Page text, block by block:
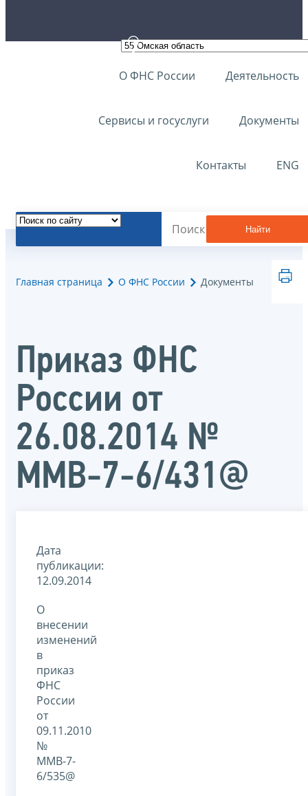
О ФНС России Деятельность
Сервисы и госуслуги Документы
Контакты ENG
Найти
Главная страница О ФНС России Документы
Приказ ФНС
России от
26.08.2014 №
ММВ-7-6/431@
Дата
публикации:
12.09.2014
О
внесении
изменений
в
приказ
ФНС
России
от
09.11.2010
№
ММВ-7-
6/535@